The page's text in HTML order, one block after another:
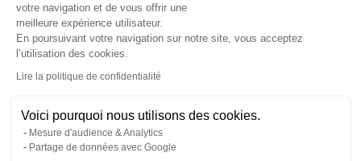
votre navigation et de vous offrir une
meilleure expérience utilisateur.
En poursuivant votre navigation sur notre site, vous acceptez
l’utilisation des cookies.
Lire la politique de confidentialité
Voici pourquoi nous utilisons des cookies.
Mesure d'audience & Analytics
Partage de données avec Google
Axeptio consent
sécurisé